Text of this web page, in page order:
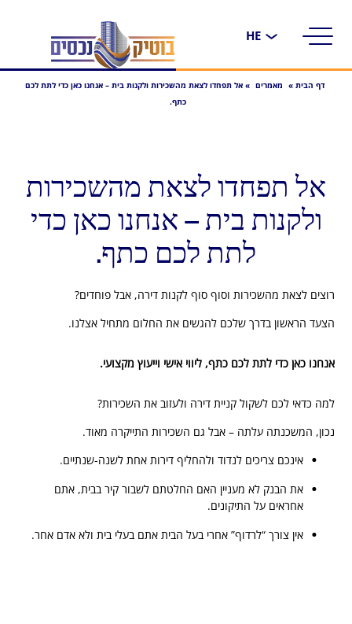
בחירת
דף הבית » מאמרים »אל תפחדו לצאת מהשכירות ולקנות בית – אנחנו כאן כדי לתת לכם
כתף.
אל תפחדו לצאת מהשכירות
ולקנות בית – אנחנו כאן כדי
לתת לכם כתף.
רוצים לצאת מהשכירות וסוף סוף לקנות דירה, אבל פוחדים?
הצעד הראשון בדרך שלכם להגשים את החלום מתחיל אצלנו.
אנחנו כאן כדי לתת לכם כתף, ליווי אישי וייעוץ מקצועי.
למה כדאי לכם לשקול קניית דירה ולעזוב את השכירות?
נכון, המשכנתה עלתה – אבל גם השכירות התייקרה מאוד.
אינכם צריכים לנדוד ולהחליף דירות אחת לשנה-שנתיים.
את הבנק לא מעניין האם החלטתם לשבור קיר בבית, אתם
אחראים על התיקונים.
אין צורך “לרדוף” אחרי בעל הבית אתם בעלי בית ולא אדם אחר.